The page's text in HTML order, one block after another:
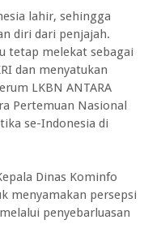
lahir, sehingga
diri dari penjajah.
tetap melekat sebagai
dan menyatukan
LKBN ANTARA
Pertemuan Nasional
se-Indonesia di
Dinas Kominfo
menyamakan persepsi
penyebarluasan